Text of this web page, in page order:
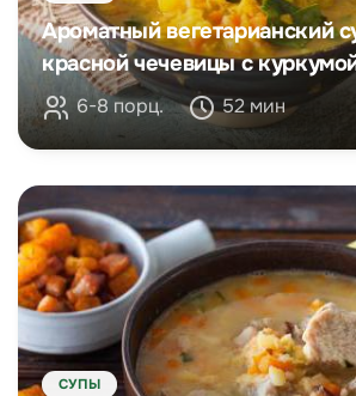
Ароматный вегетарианский
красной чечевицы с
6-8 порц. 52 мин
СУПЫ